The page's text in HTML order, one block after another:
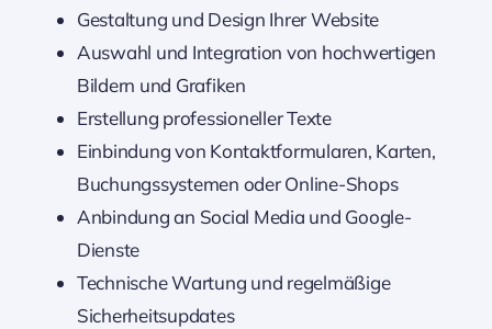
Gestaltung und Design Ihrer Website
Auswahl und Integration von hochwertigen
Bildern und Grafiken
Erstellung professioneller Texte
Einbindung von Kontaktformularen, Karten,
Buchungssystemen oder Online-Shops
Anbindung an Social Media und Google-
Dienste
Technische Wartung und regelmäßige
Sicherheitsupdates